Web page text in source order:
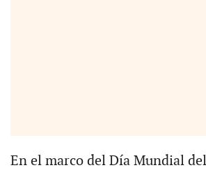
En el marco del Día Mundial